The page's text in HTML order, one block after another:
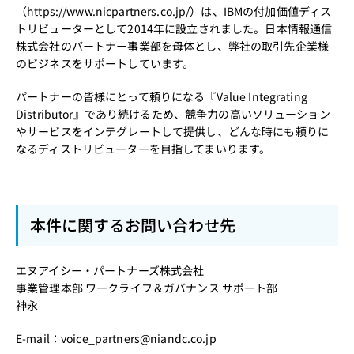
（https://www.nicpartners.co.jp/）は、IBMの付加価値ディス
トリビューターとして2014年に設立されました。日本情報通信
株式会社のパートナー事業部を母体とし、弊社の取引先企業様
のビジネスをサポートしています。
パートナーの皆様にとって頼りになる『Value Integrating
Distributor』であり続けるため、競争力の高いソリューション
やサービスをインテグレートして提供し、どんな時にも頼りに
なるディストリビューターを目指してまいります。
本件に関するお問い合わせ先
エヌアイシー・パートナーズ株式会社
事業管理本部 ワークライフ＆ガバナンス サポート部
神永
E-mail：voice_partners@niandc.co.jp